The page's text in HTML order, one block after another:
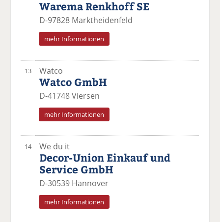
Warema Renkhoff SE
D-97828 Marktheidenfeld
mehr Informationen
13 Watco
Watco GmbH
D-41748 Viersen
mehr Informationen
14 We du it
Decor-Union Einkauf und
Service GmbH
D-30539 Hannover
mehr Informationen